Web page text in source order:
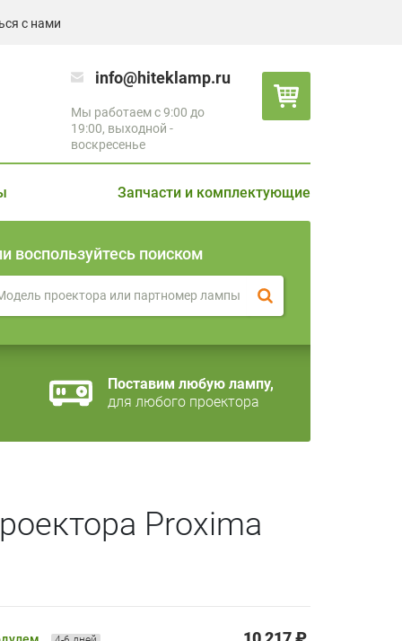
с нами
info@hiteklamp.ru
Мы работаем с 9:00 до
19:00, выходной -
воскресенье
Запчасти и комплектующие
воспользуйтесь поиском
Поставим любую лампу,
для любого проектора
Proxima